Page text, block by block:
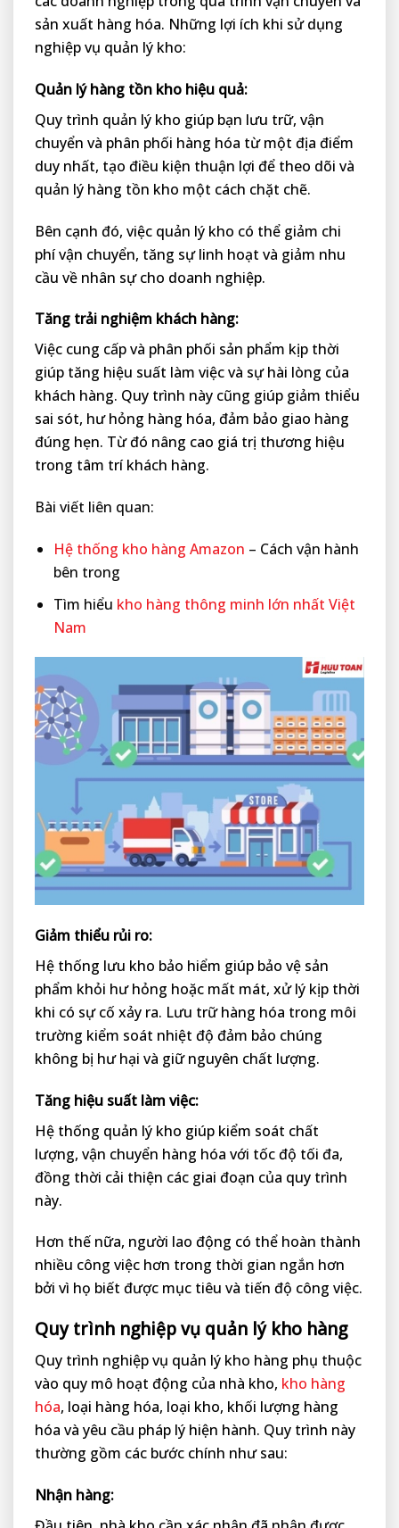
sản xuất hàng hóa. Những lợi ích khi sử dụng
nghiệp vụ quản lý kho:
Quản lý hàng tồn kho hiệu quả:
Quy trình quản lý kho giúp bạn lưu trữ, vận
chuyển và phân phối hàng hóa từ một địa điểm
duy nhất, tạo điều kiện thuận lợi để theo dõi và
quản lý hàng tồn kho một cách chặt chẽ.
Bên cạnh đó, việc quản lý kho có thể giảm chi
phí vận chuyển, tăng sự linh hoạt và giảm nhu
cầu về nhân sự cho doanh nghiệp.
Tăng trải nghiệm khách hàng:
Việc cung cấp và phân phối sản phẩm kịp thời
giúp tăng hiệu suất làm việc và sự hài lòng của
khách hàng. Quy trình này cũng giúp giảm thiểu
sai sót, hư hỏng hàng hóa, đảm bảo giao hàng
đúng hẹn. Từ đó nâng cao giá trị thương hiệu
trong tâm trí khách hàng.
Bài viết liên quan:
Hệ thống kho hàng Amazon – Cách vận hành
bên trong
Tìm hiểu kho hàng thông minh lớn nhất Việt
Nam
Giảm thiểu rủi ro:
Hệ thống lưu kho bảo hiểm giúp bảo vệ sản
phẩm khỏi hư hỏng hoặc mất mát, xử lý kịp thời
khi có sự cố xảy ra. Lưu trữ hàng hóa trong môi
trường kiểm soát nhiệt độ đảm bảo chúng
không bị hư hại và giữ nguyên chất lượng.
Tăng hiệu suất làm việc:
Hệ thống quản lý kho giúp kiểm soát chất
lượng, vận chuyển hàng hóa với tốc độ tối đa,
đồng thời cải thiện các giai đoạn của quy trình
này.
Hơn thế nữa, người lao động có thể hoàn thành
nhiều công việc hơn trong thời gian ngắn hơn
bởi vì họ biết được mục tiêu và tiến độ công việc.
Quy trình nghiệp vụ quản lý kho hàng
Quy trình nghiệp vụ quản lý kho hàng phụ thuộc
vào quy mô hoạt động của nhà kho, kho hàng
hóa, loại hàng hóa, loại kho, khối lượng hàng
hóa và yêu cầu pháp lý hiện hành. Quy trình này
thường gồm các bước chính như sau:
Nhận hàng: